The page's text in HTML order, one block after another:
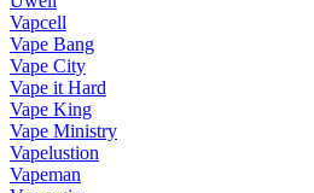
Vapcell
Vape Bang
Vape City
Vape it Hard
Vape King
Vape Ministry
Vapelustion
Vapeman